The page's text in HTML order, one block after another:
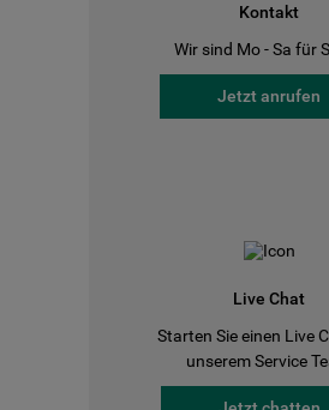
Kontakt
Wir sind Mo - Sa für
Jetzt anrufen
Live Chat
Starten Sie einen Live
unserem Service